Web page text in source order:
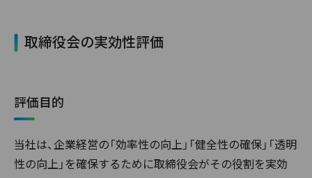
取締役会の実効性評価
評価目的
当社は、企業経営の「効率性の向上」「健全性の確保」「透明
性の向上」を確保するために取締役会がその役割を実効